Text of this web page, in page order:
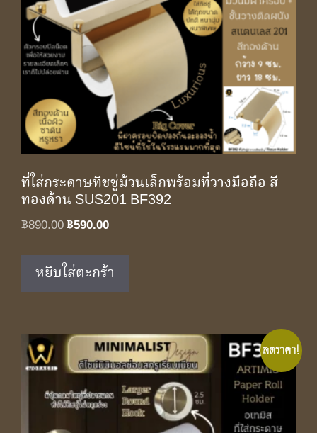
ที่ใส่กระดาษทิชชู่ม้วนเล็กพร้อมที่วางมือถือ สี
ทองด้าน SUS201 BF392
฿890.00Original
was:
฿890.00.
฿590.00Current
฿590.00.
หยิบใส่ตะกร้า
ลดราคา!